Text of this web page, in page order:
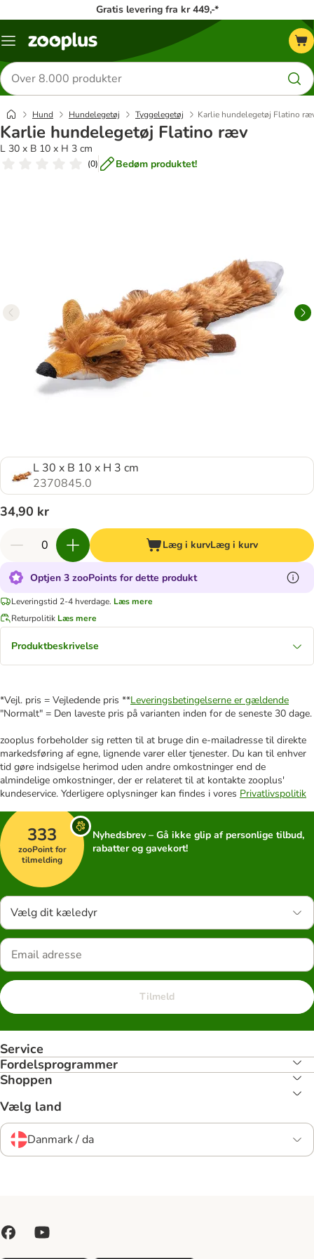
Gratis levering fra kr 449,-*
Menu
Søg
efter
produkter
Hund Hundelegetøj Tyggelegetøj Karlie hundelegetøj Flatino
Karlie hundelegetøj Flatino ræv
L 30 x B 10 x H 3 cm
(0) Bedøm produktet!
L 30 x B 10 x H 3 cm
2370845.0
34,90 kr
Læg i kurvLæg i kurv
Optjen 3 zooPoints for dette produkt
Leveringstid 2-4 hverdage. Læs mere
Returpolitik Læs mere
Produktbeskrivelse
*Vejl. pris = Vejledende pris **Leveringsbetingelserne er gældende
"Normalt" = Den laveste pris på varianten inden for de seneste 30 dage.
zooplus forbeholder sig retten til at bruge din e-mailadresse til direkte
markedsføring af egne, lignende varer eller tjenester. Du kan til enhver
tid gøre indsigelse herimod uden andre omkostninger end de
almindelige omkostninger, der er relateret til at kontakte zooplus'
kundeservice. Yderligere oplysninger kan findes i vores Privatlivspolitik
333
zooPoint for
tilmelding
Nyhedsbrev – Gå ikke glip af personlige tilbud,
rabatter og gavekort!
Vælg dit kæledyr
Tilmeld
Service
Fordelsprogrammer
Shoppen
Vælg land
Danmark / da